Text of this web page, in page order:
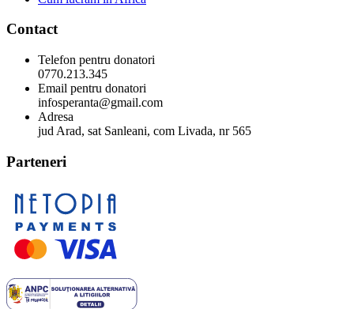
Contact
Telefon pentru donatori
0770.213.345
Email pentru donatori
infosperanta@gmail.com
Adresa
jud Arad, sat Sanleani, com Livada, nr 565
Parteneri